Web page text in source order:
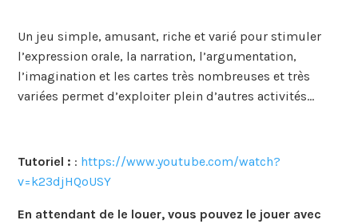
Un jeu simple, amusant, riche et varié pour stimuler
l’expression orale, la narration, l’argumentation,
l’imagination et les cartes très nombreuses et très
variées permet d’exploiter plein d’autres activités…
Tutoriel : : https://www.youtube.com/watch?
v=k23djHQoUSY
En attendant de le louer, vous pouvez le jouer avec